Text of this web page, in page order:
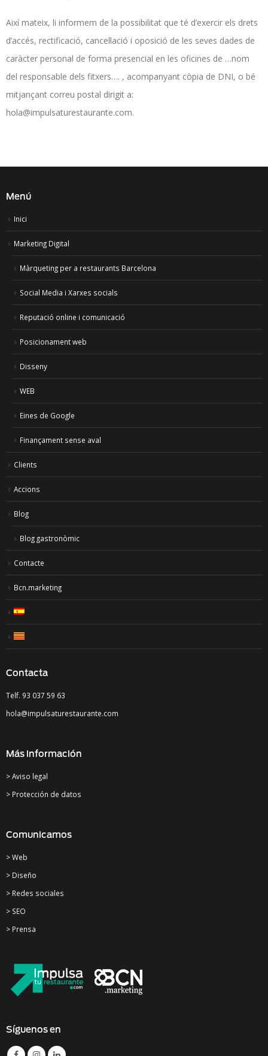
Així mateix, li informem de la possibilitat que té d’exercir els drets
d’accés, rectificació, cancel·lació i oposició de les seves dades de
caràcter personal de forma presencial en les oficines de …nom
del responsable dels fitxers…. , acompanyant còpia de DNI, o bé
mitjançant correu postal dirigit a:
hola@impulsaturestaurante.com.
Menú
Inici
Marketing Digital
Màrqueting per a restaurants Barcelona
Social Media i Xarxes socials
Reputació online i comunicació
Posicionament web
Disseny
WEB
Eines de Google
Finançament sense aval
Clients
Accions
Blog
Blog gastronòmic
Contacte
Bcn.marketing
Contacta
Telf. 93 037 59 63
hola@impulsaturestaurante.com
Más información
> Aviso legal
> Protección de datos
Comunicamos
> Web
> Diseño
> Redes sociales
> SEO
> Prensa
Síguenos en